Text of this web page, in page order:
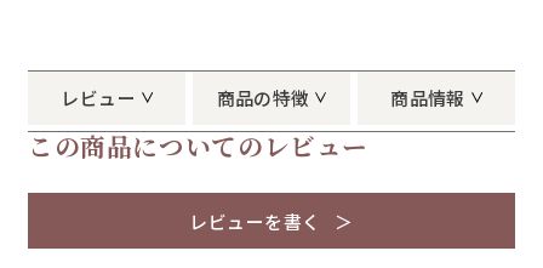
レビュー 商品の特徴 商品情報
この商品についてのレビュー
レビューを書く